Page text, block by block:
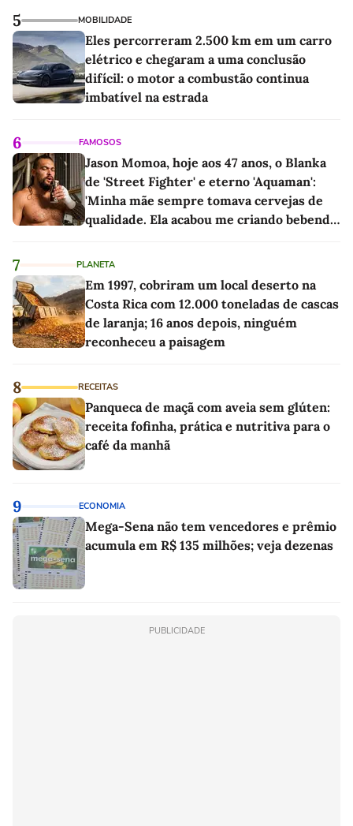
5 MOBILIDADE
Eles percorreram 2.500 km em um carro
elétrico e chegaram a uma conclusão
difícil: o motor a combustão continua
imbatível na estrada
6 FAMOSOS
Jason Momoa, hoje aos 47 anos, o Blanka
de 'Street Fighter' e eterno 'Aquaman':
'Minha mãe sempre tomava cervejas de
qualidade. Ela acabou me criando bebendo
7 PLANETA
Em 1997, cobriram um local deserto na
Costa Rica com 12.000 toneladas de cascas
de laranja; 16 anos depois, ninguém
reconheceu a paisagem
8 RECEITAS
Panqueca de maçã com aveia sem glúten:
receita fofinha, prática e nutritiva para o
café da manhã
9 ECONOMIA
Mega-Sena não tem vencedores e prêmio
acumula em R$ 135 milhões; veja dezenas
PUBLICIDADE